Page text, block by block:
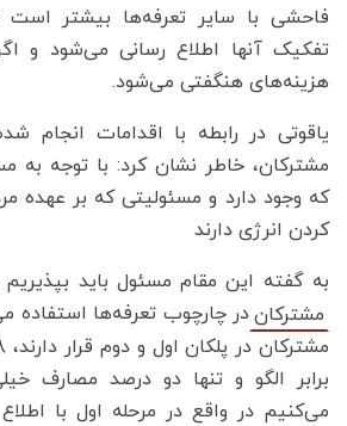
فاحشی با سایر تعرفه‌ها بیشتر است
تفکیک آنها اطلاع رسانی می‌شود و
هزینه‌های هنگفتی می‌شود.
یاقوتی در رابطه با اقدامات انجام
مشترکان، خاطر نشان کرد: با توجه به
که وجود دارد و مسئولیتی که بر عهده
کردن انرژی دارند
به گفته این مقام مسئول باید بپذیریم بیش از
مشترکان
برابر الگو و تنها دو درصد مصارف
می‌کنیم در واقع در مرحله اول با